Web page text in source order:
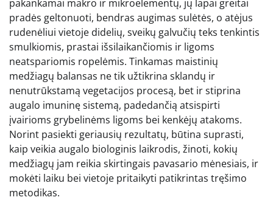
pakankamai makro ir mikroelementų, jų lapai greitai
pradės geltonuoti, bendras augimas sulėtės, o atėjus
rudenėliui vietoje didelių, sveikų galvučių teks tenkintis
smulkiomis, prastai išsilaikančiomis ir ligoms
neatspariomis ropelėmis. Tinkamas maistinių
medžiagų balansas ne tik užtikrina sklandų ir
nenutrūkstamą vegetacijos procesą, bet ir stiprina
augalo imuninę sistemą, padedančią atsispirti
įvairioms grybelinėms ligoms bei kenkėjų atakoms.
Norint pasiekti geriausių rezultatų, būtina suprasti,
kaip veikia augalo biologinis laikrodis, žinoti, kokių
medžiagų jam reikia skirtingais pavasario mėnesiais, ir
mokėti laiku bei vietoje pritaikyti patikrintas tręšimo
metodikas.